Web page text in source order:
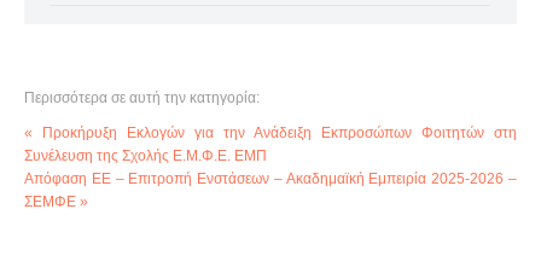
Περισσότερα σε αυτή την κατηγορία:
« Προκήρυξη Εκλογών για την Ανάδειξη Εκπροσώπων Φοιτητών στη
Συνέλευση της Σχολής Ε.Μ.Φ.Ε. ΕΜΠ
Απόφαση ΕΕ – Επιτροπή Ενστάσεων – Ακαδημαϊκή Εμπειρία 2025-2026 –
ΣΕΜΦΕ »